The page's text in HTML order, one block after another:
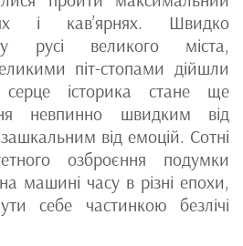
і кав’ярнях. Швидко
у русі великого міста,
піт-стопами дійшли
історика стане ще
невпинно швидким від
від емоцій. Сотні
озброєння подумки
машині часу в різні епохи,
себе частинкою безлічі